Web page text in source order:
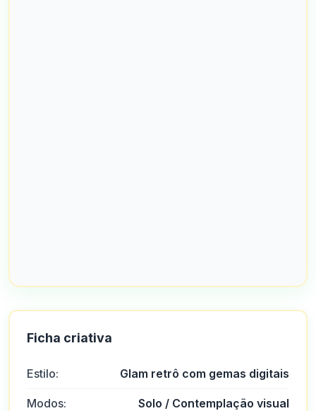
Ficha criativa
Estilo: Glam retrô com gemas digitais
Modos: Solo / Contemplação visual